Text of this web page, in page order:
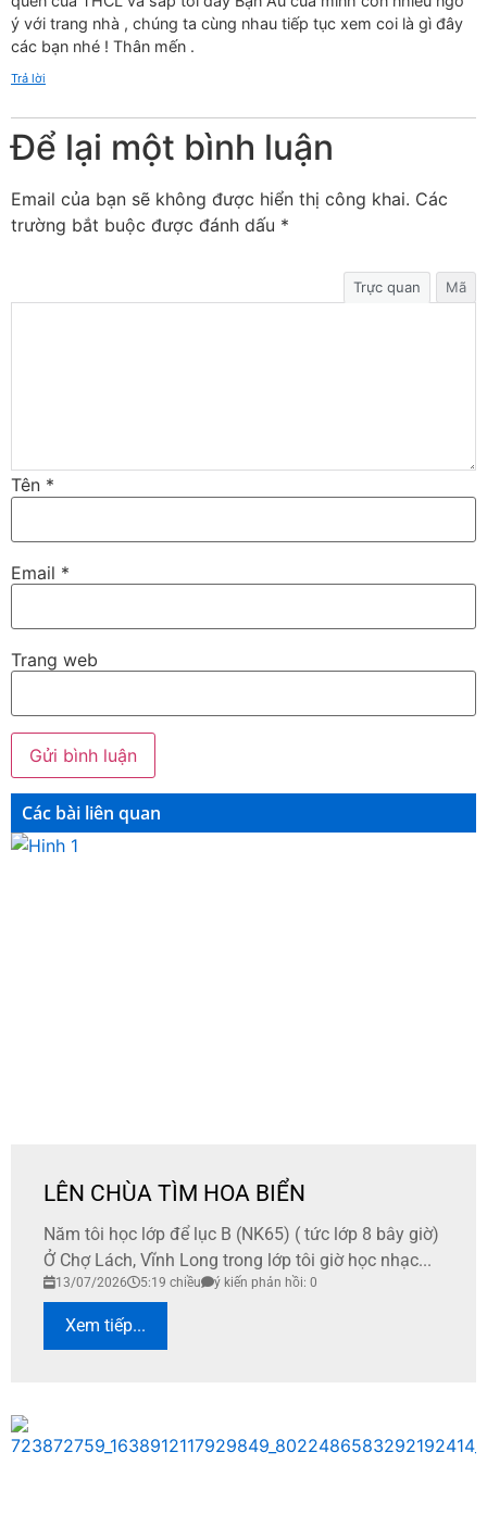
ý với trang nhà , chúng ta cùng nhau tiếp tục xem coi là gì đây
các bạn nhé ! Thân mến .
Trả lời
Để lại một bình luận
Email của bạn sẽ không được hiển thị công khai. Các
trường bắt buộc được đánh dấu *
Trực quan Mã
Tên *
Email *
Trang web
Các bài liên quan
LÊN CHÙA TÌM HOA BIỂN
Năm tôi học lớp để lục B (NK65) ( tức lớp 8 bây giờ)
Ở Chợ Lách, Vĩnh Long trong lớp tôi giờ học nhạc...
13/07/2026 5:19 chiều ý kiến phản hồi: 0
Xem tiếp...